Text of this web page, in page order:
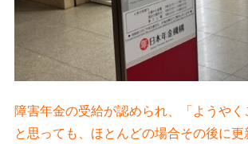
障害年金の受給が認められ、「ようやく
と思っても、ほとんどの場合その後に